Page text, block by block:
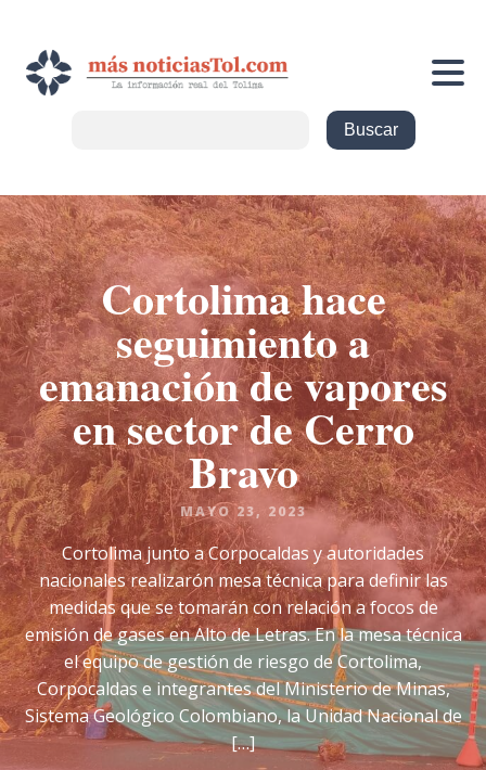
Cortolima hace
seguimiento a
emanación de vapores
en sector de Cerro
Bravo
MAYO 23, 2023
Cortolima junto a Corpocaldas y autoridades
nacionales realizarón mesa técnica para definir las
medidas que se tomarán con relación a focos de
emisión de gases en Alto de Letras. En la mesa técnica
el equipo de gestión de riesgo de Cortolima,
Corpocaldas e integrantes del Ministerio de Minas,
Sistema Geológico Colombiano, la Unidad Nacional de
[…]